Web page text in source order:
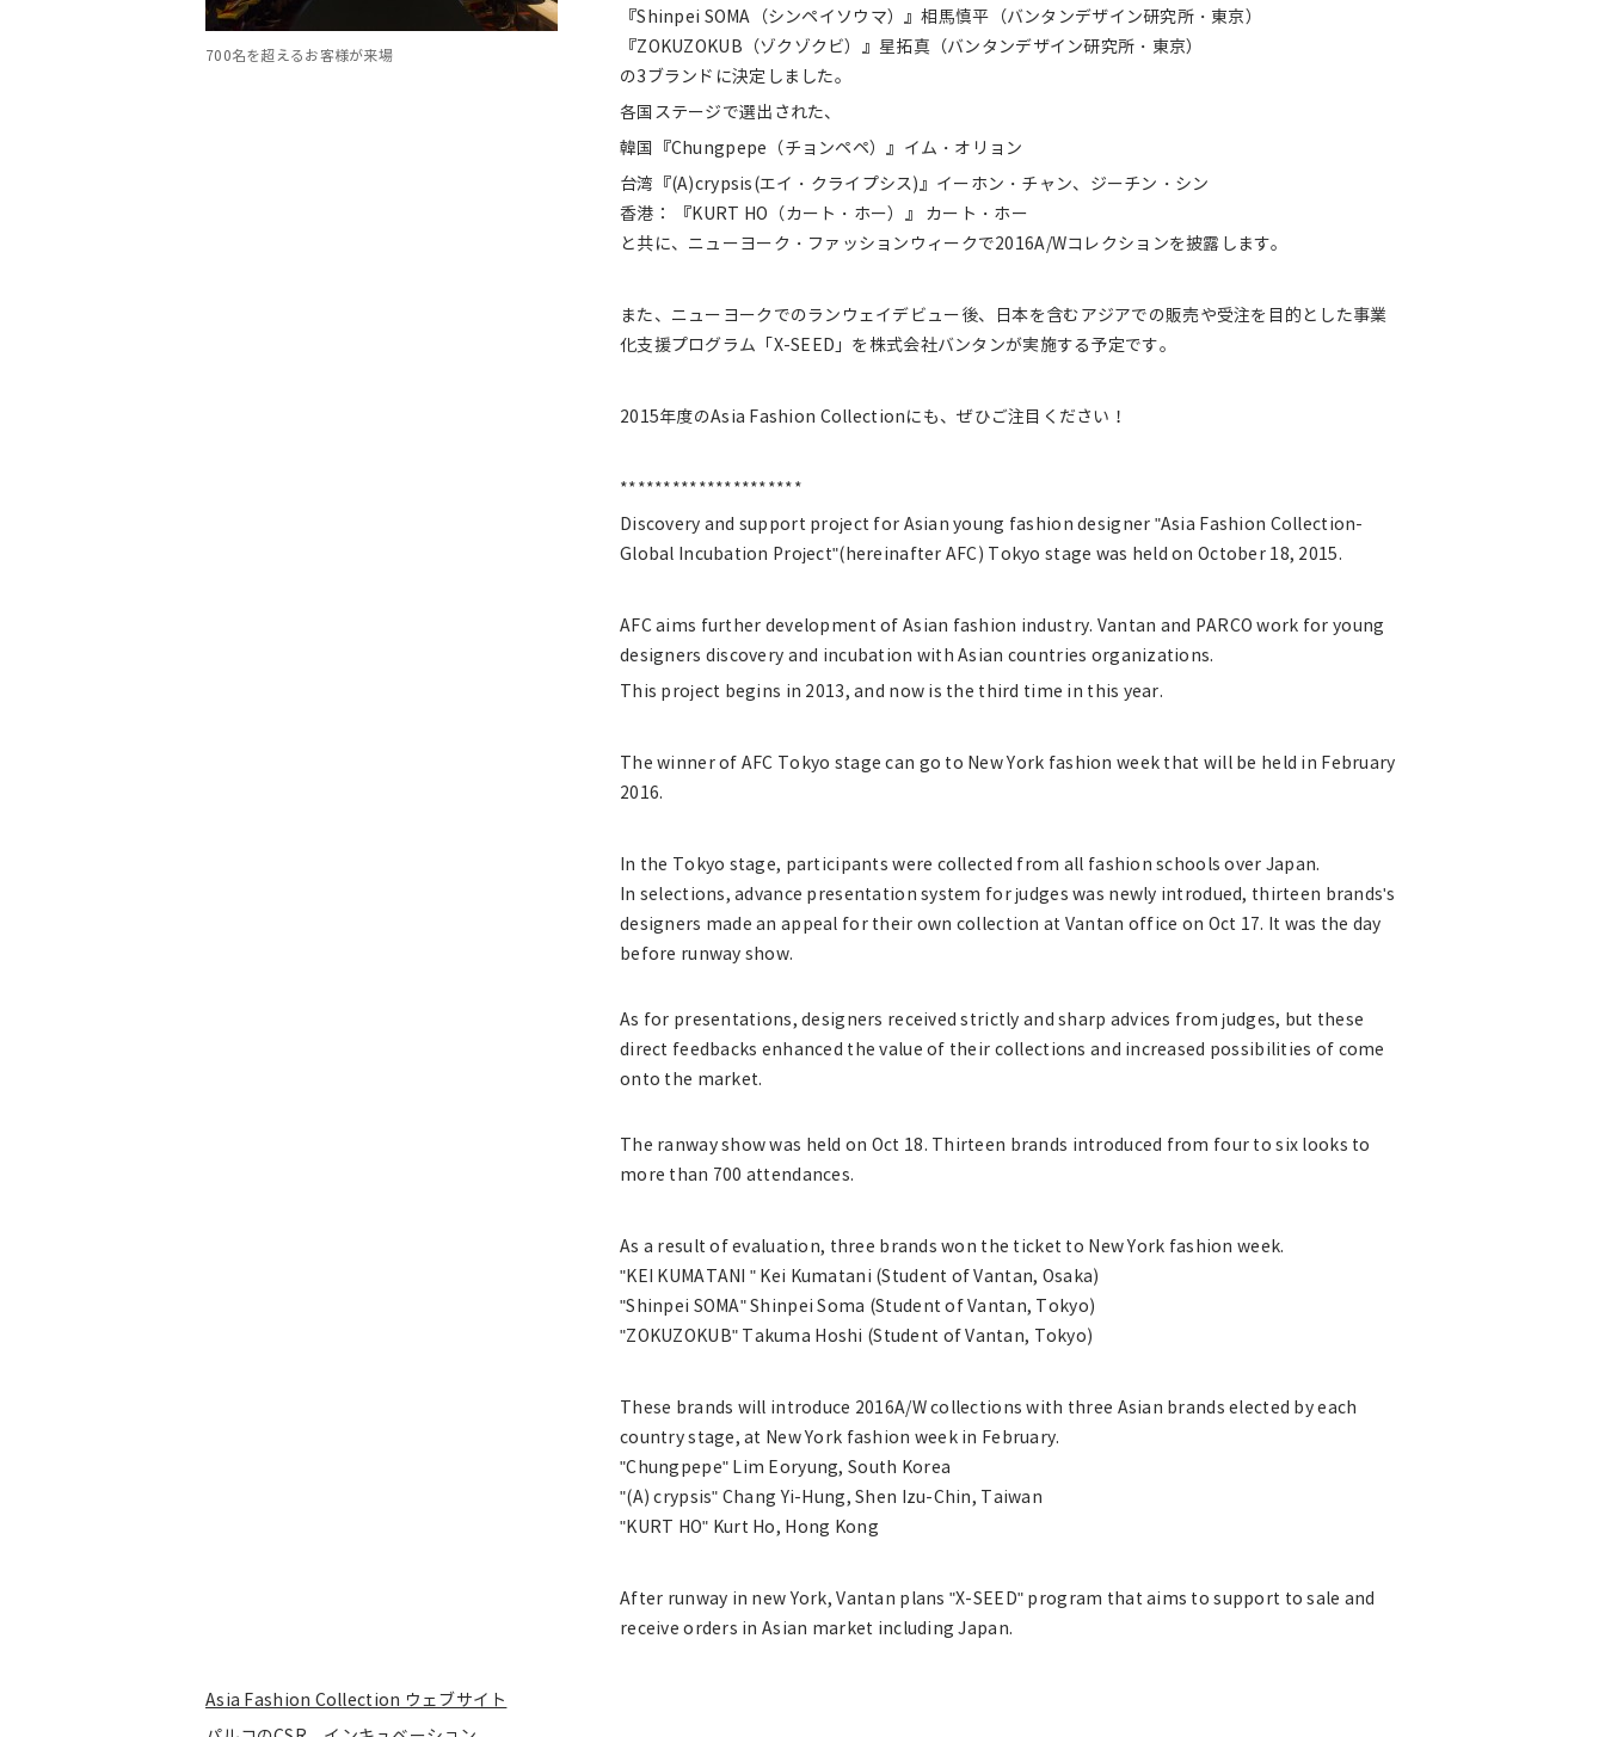
『Shinpei SOMA（シンペイソウマ）』相馬慎平（バンタンデザイン研究所・東京）
『ZOKUZOKUB（ゾクゾクビ）』星拓真（バンタンデザイン研究所・東京）
の3ブランドに決定しました。
各国ステージで選出された、
韓国『Chungpepe（チョンペペ）』イム・オリョン
台湾『(A)crypsis(エイ・クライプシス)』イーホン・チャン、ジーチン・シン
香港： 『KURT HO（カート・ホー）』 カート・ホー
と共に、ニューヨーク・ファッションウィークで2016A/Wコレクションを披露します。
また、ニューヨークでのランウェイデビュー後、日本を含むアジアでの販売や受注を目的とした事業
化支援プログラム「X-SEED」を株式会社バンタンが実施する予定です。
2015年度のAsia Fashion Collectionにも、ぜひご注目ください！
*********************
Discovery and support project for Asian young fashion designer "Asia Fashion Collection-
Global Incubation Project"(hereinafter AFC) Tokyo stage was held on October 18, 2015.
AFC aims further development of Asian fashion industry. Vantan and PARCO work for young
designers discovery and incubation with Asian countries organizations.
This project begins in 2013, and now is the third time in this year.
The winner of AFC Tokyo stage can go to New York fashion week that will be held in February
2016.
In the Tokyo stage, participants were collected from all fashion schools over Japan.
In selections, advance presentation system for judges was newly introdued, thirteen brands's
designers made an appeal for their own collection at Vantan office on Oct 17. It was the day
before runway show.
As for presentations, designers received strictly and sharp advices from judges, but these
direct feedbacks enhanced the value of their collections and increased possibilities of come
onto the market.
The ranway show was held on Oct 18. Thirteen brands introduced from four to six looks to
more than 700 attendances.
As a result of evaluation, three brands won the ticket to New York fashion week.
"KEI KUMATANI " Kei Kumatani (Student of Vantan, Osaka)
"Shinpei SOMA" Shinpei Soma (Student of Vantan, Tokyo)
"ZOKUZOKUB" Takuma Hoshi (Student of Vantan, Tokyo)
These brands will introduce 2016A/W collections with three Asian brands elected by each
country stage, at New York fashion week in February.
"Chungpepe" Lim Eoryung, South Korea
"(A) crypsis" Chang Yi-Hung, Shen Izu-Chin, Taiwan
"KURT HO" Kurt Ho, Hong Kong
After runway in new York, Vantan plans "X-SEED" program that aims to support to sale and
receive orders in Asian market including Japan.
700名を超えるお客様が来場
Asia Fashion Collection ウェブサイト